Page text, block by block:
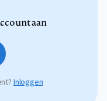
aan
Inloggen